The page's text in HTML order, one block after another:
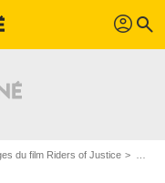
profil search
du film Riders of Justice